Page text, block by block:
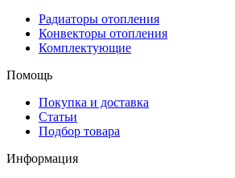
Радиаторы отопления
Конвекторы отопления
Комплектующие
Помощь
Покупка и доставка
Статьи
Подбор товара
Информация